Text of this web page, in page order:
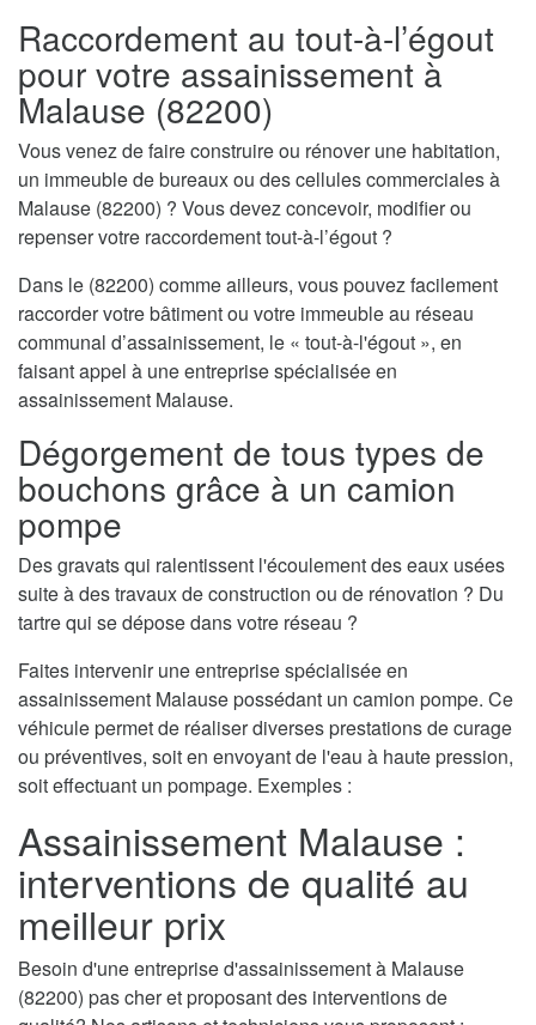
Raccordement au tout-à-l’égout
pour votre assainissement à
Malause (82200)
Vous venez de faire construire ou rénover une habitation,
un immeuble de bureaux ou des cellules commerciales à
Malause (82200) ? Vous devez concevoir, modifier ou
repenser votre raccordement tout-à-l’égout ?
Dans le (82200) comme ailleurs, vous pouvez facilement
raccorder votre bâtiment ou votre immeuble au réseau
communal d’assainissement, le « tout-à-l'égout », en
faisant appel à une entreprise spécialisée en
assainissement Malause.
Dégorgement de tous types de
bouchons grâce à un camion
pompe
Des gravats qui ralentissent l'écoulement des eaux usées
suite à des travaux de construction ou de rénovation ? Du
tartre qui se dépose dans votre réseau ?
Faites intervenir une entreprise spécialisée en
assainissement Malause possédant un camion pompe. Ce
véhicule permet de réaliser diverses prestations de curage
ou préventives, soit en envoyant de l'eau à haute pression,
soit effectuant un pompage. Exemples :
Assainissement Malause :
interventions de qualité au
meilleur prix
Besoin d'une entreprise d'assainissement à Malause
(82200) pas cher et proposant des interventions de